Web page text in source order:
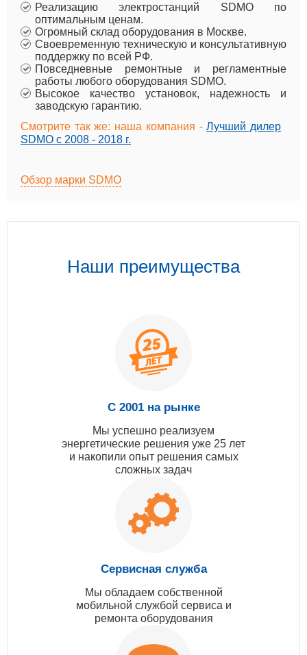
Реализацию электростанций SDMO по
оптимальным ценам.
Огромный склад оборудования в Москве.
Своевременную техническую и консультативную
поддержку по всей РФ.
Повседневные ремонтные и регламентные
работы любого оборудования SDMO.
Высокое качество установок, надежность и
заводскую гарантию.
Смотрите так же: наша компания -Лучший дилер
SDMO с 2008 - 2018 г.
Обзор марки SDMO
Наши преимущества
С 2001 на рынке
Мы успешно реализуем
энергетические решения уже 25 лет
и накопили опыт решения самых
сложных задач
Сервисная служба
Мы обладаем собственной
мобильной службой сервиса и
ремонта оборудования